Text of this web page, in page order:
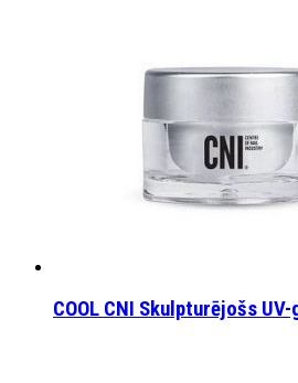
COOL CNI Skulpturējošs